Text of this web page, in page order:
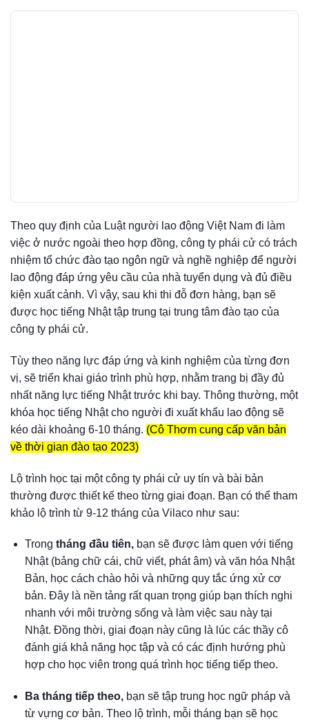
Theo quy định của Luật người lao động Việt Nam đi làm
việc ở nước ngoài theo hợp đồng, công ty phái cử có trách
nhiệm tổ chức đào tạo ngôn ngữ và nghề nghiệp để người
lao động đáp ứng yêu cầu của nhà tuyển dụng và đủ điều
kiện xuất cảnh. Vì vậy, sau khi thi đỗ đơn hàng, bạn sẽ
được học tiếng Nhật tập trung tại trung tâm đào tạo của
công ty phái cử.
Tùy theo năng lực đáp ứng và kinh nghiệm của từng đơn
vị, sẽ triển khai giáo trình phù hợp, nhằm trang bị đầy đủ
nhất năng lực tiếng Nhật trước khi bay. Thông thường, một
khóa học tiếng Nhật cho người đi xuất khẩu lao động sẽ
kéo dài khoảng 6-10 tháng. (Cô Thơm cung cấp văn bản
về thời gian đào tạo 2023)
Lộ trình học tại một công ty phái cử uy tín và bài bản
thường được thiết kế theo từng giai đoạn. Bạn có thể tham
khảo lộ trình từ 9-12 tháng của Vilaco như sau:
Trong tháng đầu tiên,bạn sẽ được làm quen với tiếng
Nhật (bảng chữ cái, chữ viết, phát âm) và văn hóa Nhật
Bản, học cách chào hỏi và những quy tắc ứng xử cơ
bản. Đây là nền tảng rất quan trọng giúp bạn thích nghi
nhanh với môi trường sống và làm việc sau này tại
Nhật. Đồng thời, giai đoạn này cũng là lúc các thầy cô
đánh giá khả năng học tập và có các định hướng phù
hợp cho học viên trong quá trình học tiếng tiếp theo.
Ba tháng tiếp theo, bạn sẽ tập trung học ngữ pháp và
từ vựng cơ bản. Theo lộ trình, mỗi tháng bạn sẽ học